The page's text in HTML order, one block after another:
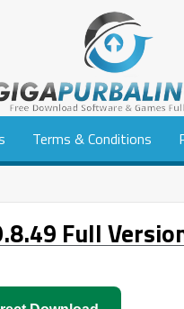
Terms & Conditions
Full